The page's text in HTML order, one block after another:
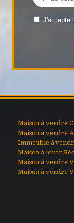
J'accepte
Maison à vendre
Maison à vendre
Immeuble à
Maison à louer
Maison à vendre
Maison à vendre